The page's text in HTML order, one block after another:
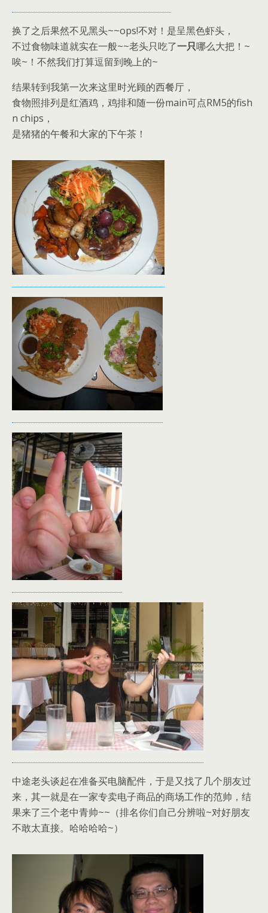
换了之后果然不见黑头~~ops!不对！是呈黑色虾头，
不过食物味道就实在一般~~老头只吃了一只哪么大把！~
唉~！不然我们打算逗留到晚上的~
结果转到我第一次来这里时光顾的西餐厅，
食物照排列是红酒鸡，鸡排和随一份main可点RM5的fish
n chips，
是猪猪的午餐和大家的下午茶！
中途老头谈起在准备买电脑配件，于是又找了几个朋友过
来，其一就是在一家专卖电子商品的商场工作的范帅，结
果来了三个老中青帅~~（排名你们自己分辨啦~对好朋友
不敢太直接。哈哈哈哈~）